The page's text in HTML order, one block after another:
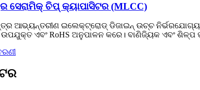
ଚିପ୍ କ୍ୟାପାସିଟର (MLCC)
ଆଭ୍ୟନ୍ତରୀଣ ଇଲେକ୍ଟ୍ରୋଡ୍ ଡିଜାଇନ୍ ଉଚ୍ଚ
ଉପଯୁକ୍ତ ଏବଂ RoHS ଅନୁପାଳନ କରେ। ବାଣିଜ୍ୟିକ ଏବଂ